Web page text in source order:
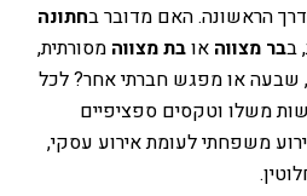
הראשונה. האם מדובר בחתונה
בבר מצווה אובת מצווה מסורתית,
, שבעה או מפגש חברתי אחר? לכל
משלו וטקסים ספציפיים
משפחתי לעומת אירוע עסקי,